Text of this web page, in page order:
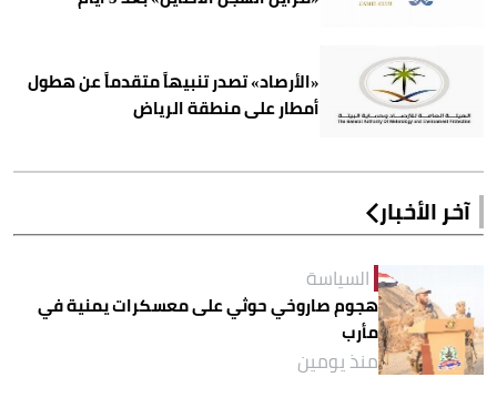
«الأرصاد» تصدر تنبيهاً متقدماً عن هطول
أمطار على منطقة الرياض
آخر الأخبار
السياسة
هجوم صاروخي حوثي على معسكرات يمنية في
مأرب
منذ يومين